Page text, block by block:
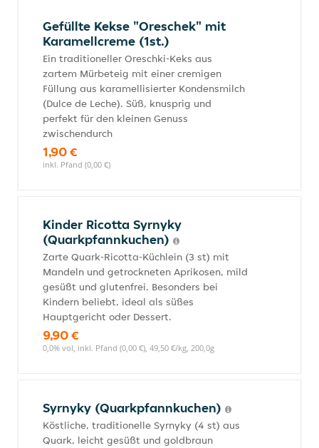
Gefüllte Kekse "Oreschek" mit
Karamellcreme (1st.)
Ein traditioneller Oreschki-Keks aus
zartem Mürbeteig mit einer cremigen
Füllung aus karamellisierter Kondensmilch
(Dulce de Leche). Süß, knusprig und
perfekt für den kleinen Genuss
zwischendurch
1,90 €
inkl. Pfand (0,00 €)
Kinder Ricotta Syrnyky
(Quarkpfannkuchen)
Zarte Quark-Ricotta-Küchlein (3 st) mit
Mandeln und getrockneten Aprikosen, mild
gesüßt und glutenfrei. Besonders bei
Kindern beliebt, ideal als süßes
Hauptgericht oder Dessert.
9,90 €
0,0% vol, inkl. Pfand (0,00 €), 49,50 €/kg, 200,0g
Syrnyky (Quarkpfannkuchen)
Köstliche, traditionelle Syrnyky (4 st) aus
Quark, leicht gesüßt und goldbraun